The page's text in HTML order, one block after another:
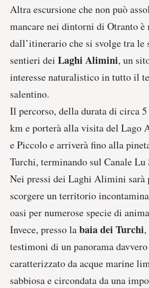
Altra escursione che non può
mancare nei dintorni di Otranto è
dall’itinerario che si svolge tra le
sentieri dei Laghi Alimini, un
interesse naturalistico in tutto il
salentino.
Il percorso, della durata di circa
km e porterà alla visita del Lago
e Piccolo e arriverà fino alla
Turchi, terminando sul Canale
Nei pressi dei Laghi Alimini sarà
scorgere un territorio
oasi per numerose specie di
Invece, presso labaia dei Turchi
testimoni di un panorama
caratterizzato da acque marine
sabbiosa e circondata da una